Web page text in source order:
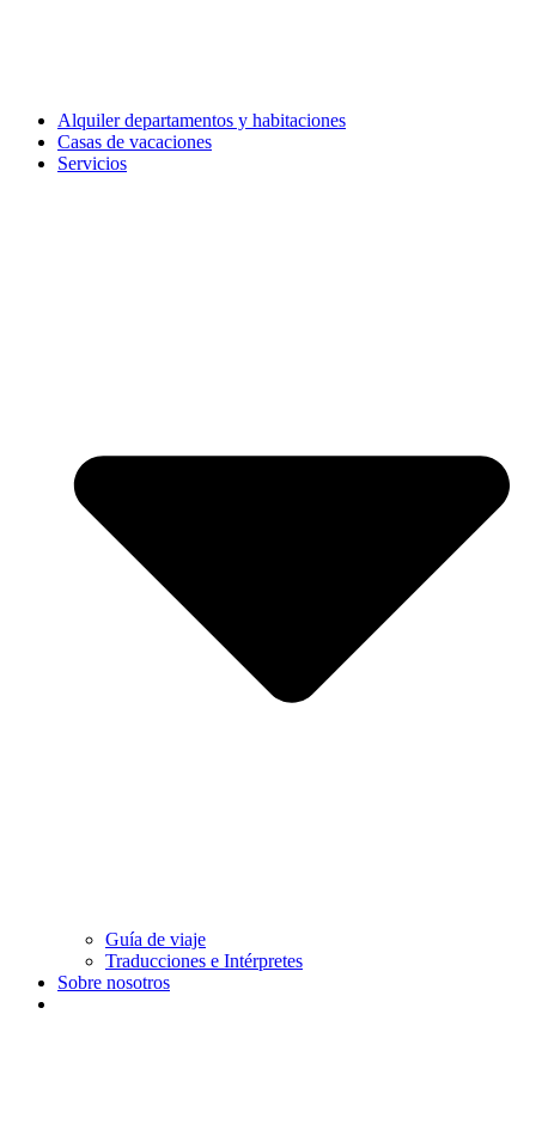
Alquiler departamentos y habitaciones
Casas de vacaciones
Servicios
Guía de viaje
Traducciones e Intérpretes
Sobre nosotros